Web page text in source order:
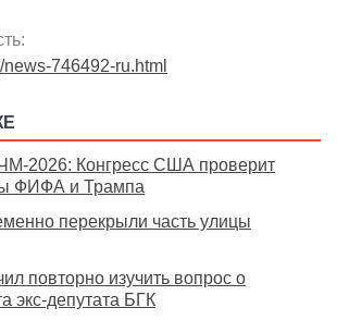
746492-ru.html
2026: Конгресс США проверит
ФИФА и Трампа
перекрыли часть улицы
повторно изучить вопрос о
экс-депутата БГК